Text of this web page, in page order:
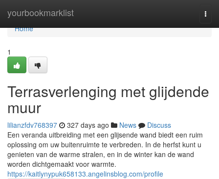
yourbookmarklist
Home
Home
1
Terrasverlenging met glijdende
muur
lilianzfdv768397 327 days ago News
Discuss
Een veranda uitbreiding met een glijsende wand biedt een ruim
oplossing om uw buitenruimte te verbreden. In de herfst kunt u
genieten van de warme stralen, en in de winter kan de wand
worden dichtgemaakt voor warmte.
https://kaitlynypuk658133.angelinsblog.com/profile